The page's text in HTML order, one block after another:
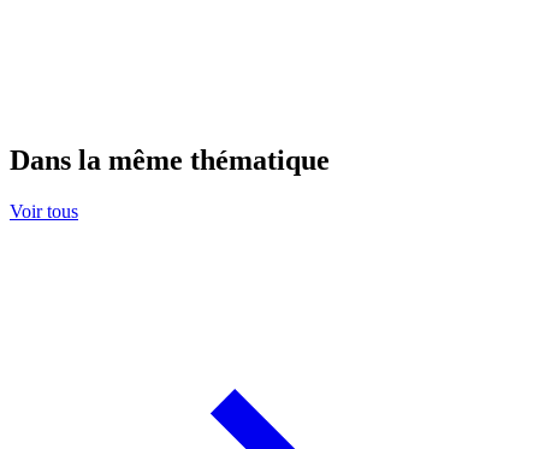
Dans la même thématique
Voir tous